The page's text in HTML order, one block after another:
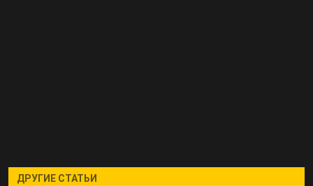
ДРУГИЕ СТАТЬИ